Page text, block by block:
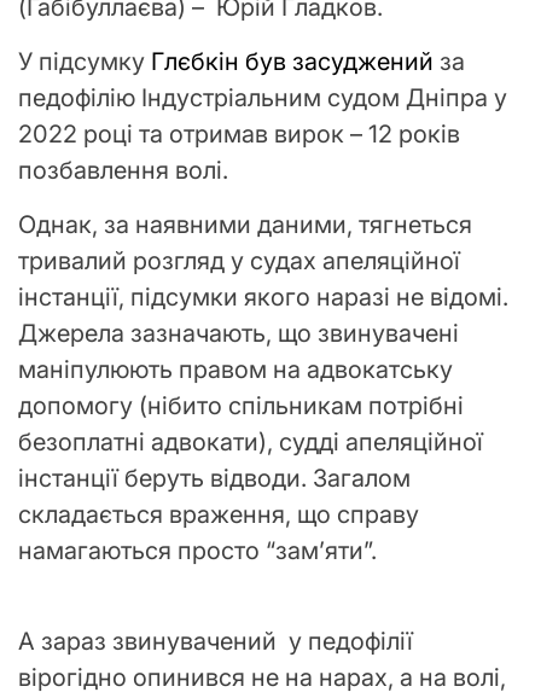
(Габібуллаєва) – Юрій Гладков.
У підсумку Глєбкін був засуджений за
педофілію Індустріальним судом Дніпра у
2022 році та отримав вирок – 12 років
позбавлення волі.
Однак, за наявними даними, тягнеться
тривалий розгляд у судах апеляційної
інстанції, підсумки якого наразі не відомі.
Джерела зазначають, що звинувачені
маніпулюють правом на адвокатську
допомогу (нібито спільникам потрібні
безоплатні адвокати), судді апеляційної
інстанції беруть відводи. Загалом
складається враження, що справу
намагаються просто “зам’яти”.
А зараз звинувачений у педофілії
вірогідно опинився не на нарах, а на волі,